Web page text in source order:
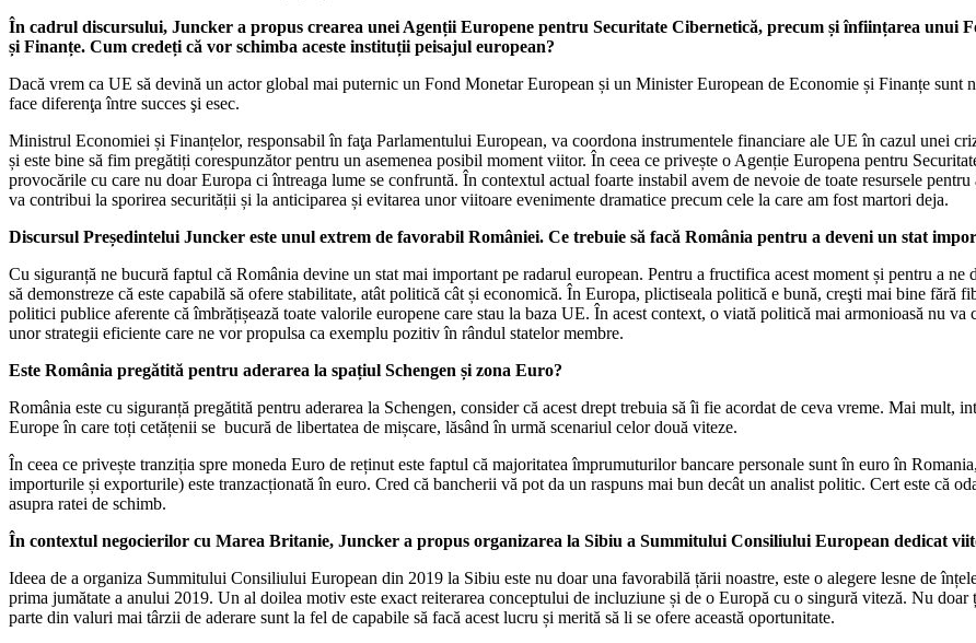
În cadrul discursului, Juncker a propus crearea unei Agenții Europene pentru Securitate Cibernetică, precum și înființarea unui
și Finanțe. Cum credeți că vor schimba aceste instituții peisajul european?
Dacă vrem ca UE să devină un actor global mai puternic un Fond Monetar European și un Minister European de Economie și Finanțe
face diferenţa între succes şi esec.
Ministrul Economiei și Finanțelor, responsabil în faţa Parlamentului European, va coordona instrumentele financiare ale UE în cazul unei
și este bine să fim pregătiți corespunzător pentru un asemenea posibil moment viitor. În ceea ce privește o Agenție Europena pentru
provocările cu care nu doar Europa ci întreaga lume se confruntă. În contextul actual foarte instabil avem de nevoie de toate resursele
va contribui la sporirea securității și la anticiparea și evitarea unor viitoare evenimente dramatice precum cele la care am fost martori deja.
Discursul Președintelui Juncker este unul extrem de favorabil României. Ce trebuie să facă România pentru a deveni un stat
Cu siguranță ne bucură faptul că România devine un stat mai important pe radarul european. Pentru a fructifica acest moment și pentru a
să demonstreze că este capabilă să ofere stabilitate, atât politică cât și economică. În Europa, plictiseala politică e bună, creşti mai bine
politici publice aferente că îmbrățișează toate valorile europene care stau la baza UE. În acest context, o viată politică mai armonioasă nu
unor strategii eficiente care ne vor propulsa ca exemplu pozitiv în rândul statelor membre.
Este România pregătită pentru aderarea la spațiul Schengen și zona Euro?
România este cu siguranță pregătită pentru aderarea la Schengen, consider că acest drept trebuia să îi fie acordat de ceva vreme. Mai mult,
Europe în care toți cetățenii se bucură de libertatea de mișcare, lăsând în urmă scenariul celor două viteze.
În ceea ce privește tranziția spre moneda Euro de reținut este faptul că majoritatea împrumuturilor bancare personale sunt în euro în
importurile și exporturile) este tranzacționată în euro. Cred că bancherii vă pot da un raspuns mai bun decât un analist politic. Cert este că
asupra ratei de schimb.
În contextul negocierilor cu Marea Britanie, Juncker a propus organizarea la Sibiu a Summitului Consiliului European dedicat
Ideea de a organiza Summitului Consiliului European din 2019 la Sibiu este nu doar una favorabilă țării noastre, este o alegere lesne de
prima jumătate a anului 2019. Un al doilea motiv este exact reiterarea conceptului de incluziune și de o Europă cu o singură viteză. Nu doar
parte din valuri mai târzii de aderare sunt la fel de capabile să facă acest lucru și merită să li se ofere această oportunitate.